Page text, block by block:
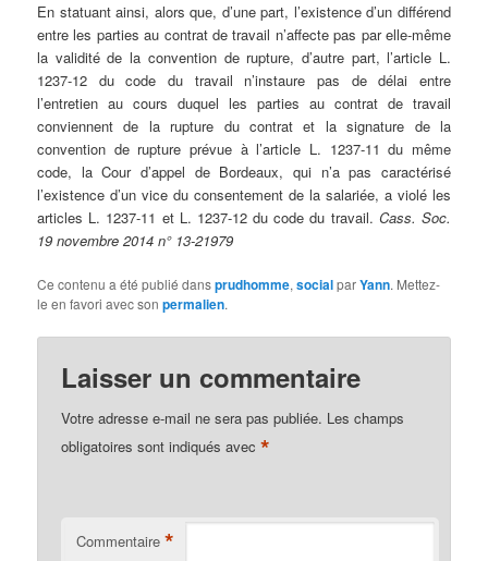
En statuant ainsi, alors que, d’une part, l’existence d’un différend
entre les parties au contrat de travail n’affecte pas par elle-même
la validité de la convention de rupture, d’autre part, l’article L.
1237-12 du code du travail n’instaure pas de délai entre
l’entretien au cours duquel les parties au contrat de travail
conviennent de la rupture du contrat et la signature de la
convention de rupture prévue à l’article L. 1237-11 du même
code, la Cour d’appel de Bordeaux, qui n’a pas caractérisé
l’existence d’un vice du consentement de la salariée, a violé les
articles L. 1237-11 et L. 1237-12 du code du travail. Cass. Soc.
19 novembre 2014 n° 13-21979
Ce contenu a été publié dansprudhomme,socialparYann. Mettez-
le en favori avec sonpermalien.
Laisser un commentaire
Votre adresse e-mail ne sera pas publiée. Les champs
obligatoires sont indiqués avec*
Commentaire *